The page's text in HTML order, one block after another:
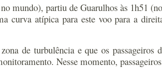
mundo), partiu de Guarulhos às 1h51
curva atípica para este voo para a
de turbulência e que os
Nesse momento,